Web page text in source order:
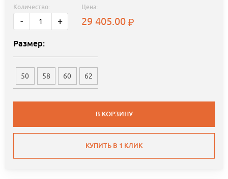
Количество:
- +
Цена:
29 405.00
Размер:
50 58 60 62
В КОРЗИНУ
КУПИТЬ В 1 КЛИК